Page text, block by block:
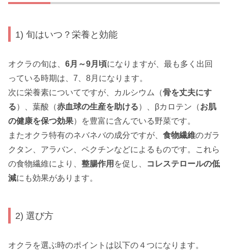
1) 旬はいつ？栄養と効能
オクラの旬は、 6月～9月頃になりますが、最も多く出回
っている時期は、7、8月になります。
次に栄養素についてですが、カルシウム（骨を丈夫にす
る）、葉酸（赤血球の生産を助ける）、βカロテン（お肌
の健康を保つ効果）を豊富に含んでいる野菜です。
またオクラ特有のネバネバの成分ですが、 食物繊維のガラ
クタン、アラバン、ペクチンなどによるものです。これら
の食物繊維により、 整腸作用 を促し、
コレステロールの低
減にも効果があります。
2) 選び方
オクラを選ぶ時のポイントは以下の４つになります。